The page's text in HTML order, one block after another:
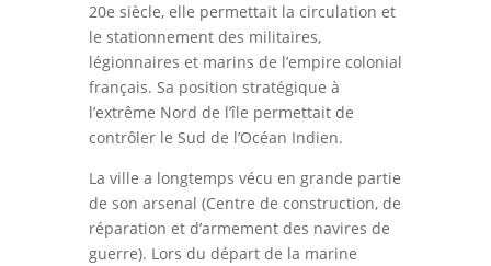
20e siècle, elle permettait la circulation et
le stationnement des militaires,
légionnaires et marins de l’empire colonial
français. Sa position stratégique à
l’extrême Nord de l’île permettait de
contrôler le Sud de l’Océan Indien.
La ville a longtemps vécu en grande partie
de son arsenal (Centre de construction, de
réparation et d’armement des navires de
guerre). Lors du départ de la marine